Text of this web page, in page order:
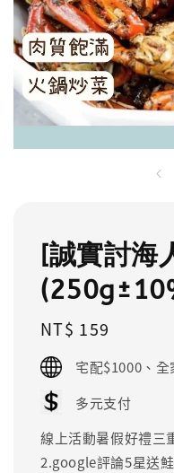
[誠實討海
Regular
price
NT$ 159
宅配$1000、
多元支付
線上活動暑假好禮三
2.google評論5星送